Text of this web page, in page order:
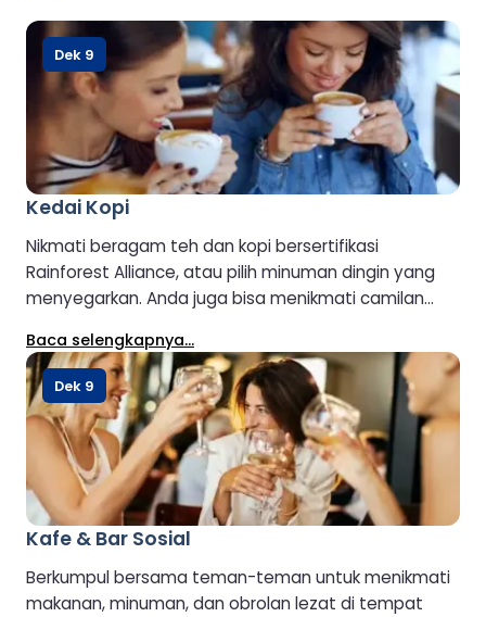
Kedai Kopi
Nikmati beragam teh dan kopi bersertifikasi
Rainforest Alliance, atau pilih minuman dingin yang
menyegarkan. Anda juga bisa menikmati camilan
Baca selengkapnya...
Dek 9
Kafe & Bar Sosial
Berkumpul bersama teman-teman untuk menikmati
makanan, minuman, dan obrolan lezat di tempat
Dek 9